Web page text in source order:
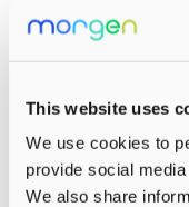
This website uses
We use cookies to
provide social
We also share